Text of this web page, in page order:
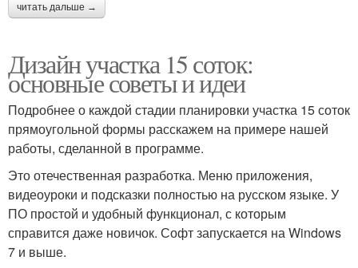
читать дальше →
Дизайн участка 15 соток:
основные советы и идеи
Подробнее о каждой стадии планировки участка 15 соток
прямоугольной формы расскажем на примере нашей
работы, сделанной в программе.
Это отечественная разработка. Меню приложения,
видеоуроки и подсказки полностью на русском языке. У
ПО простой и удобный функционал, с которым
справится даже новичок. Софт запускается на Windows
7 и выше.